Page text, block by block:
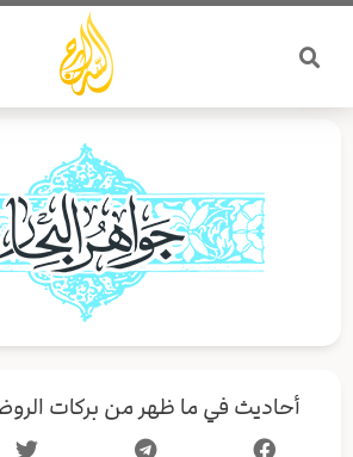
تخطي
المحتوى
أحاديث في ما ظهر من بركات